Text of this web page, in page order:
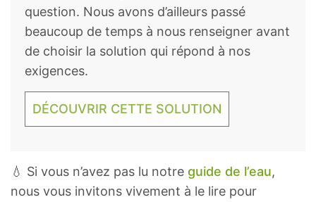
question. Nous avons d’ailleurs passé
beaucoup de temps à nous renseigner avant
de choisir la solution qui répond à nos
exigences.
DÉCOUVRIR CETTE SOLUTION
💧 Si vous n’avez pas lu notre guide de l’eau,
nous vous invitons vivement à le lire pour